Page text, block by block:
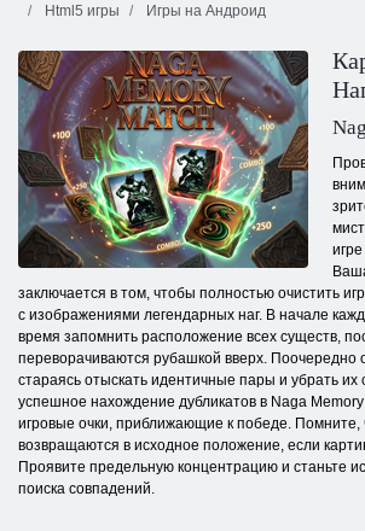
Html5 игры
Игры на Андроид
заключается в том, чтобы полностью очистить
с изображениями легендарных наг. В начале
время запомнить расположение всех существ,
переворачиваются рубашкой вверх. Поочередно
стараясь отыскать идентичные пары и убрать их
успешное нахождение дубликатов в Naga
игровые очки, приближающие к победе. Помните,
возвращаются в исходное положение, если
Проявите предельную концентрацию и станьте
поиска совпадений.